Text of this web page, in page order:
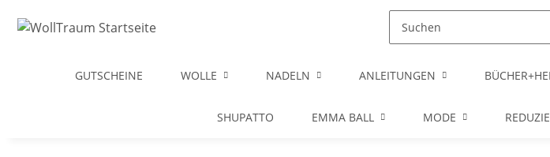
GUTSCHEINE WOLLE NADELN ANLEITUNGEN
SHUPATTO EMMA BALL MODE